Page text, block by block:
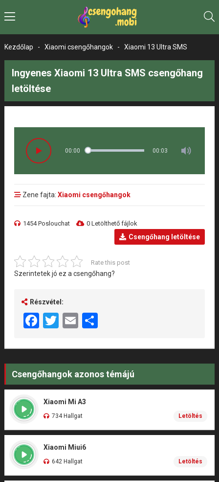
Kezdőlap - Xiaomi csengőhangok - Xiaomi 13 Ultra SMS
Ingyenes Xiaomi 13 Ultra SMS csengőhang
letöltése
00:00 00:03
Zene fajta: Xiaomi csengőhangok
1454 Poslouchat 0 Letölthető fájlok
Csengőhang letöltése
Rate this post
Szerintetek jó ez a csengőhang?
Részvétel:
Facebook
Twitter
EmailShare
Csengőhangok azonos témájú
Xiaomi Mi A3
734 Hallgat Letöltés
Xiaomi Miui6
642 Hallgat Letöltés